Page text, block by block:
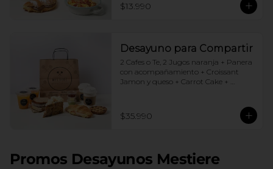
$13.990
Desayuno para Compartir
2 Cafes o Te, 2 Jugos naranja + Panera
con acompañamiento + Croissant
Jamon y queso + Carrot Cake +
$35.990
Promos Desayunos Mestiere